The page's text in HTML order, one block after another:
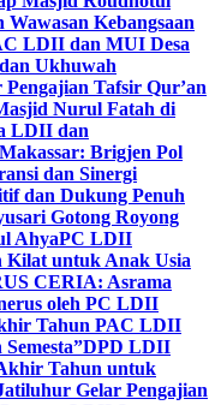
Kebangsaan
LDII dan MUI Desa
Ukhuwah
Tafsir Qur’an
Nurul Fatah di
LDII dan
Brigjen Pol
dan Sinergi
dan Dukung Penuh
Gotong Royong
AhyaPC LDII
Kilat untuk Anak Usia
CERIA: Asrama
oleh PC LDII
Tahun PAC LDII
DPD LDII
Tahun untuk
Gelar Pengajian